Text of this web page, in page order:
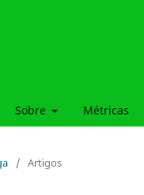
Sobre Métricas
/ Artigos